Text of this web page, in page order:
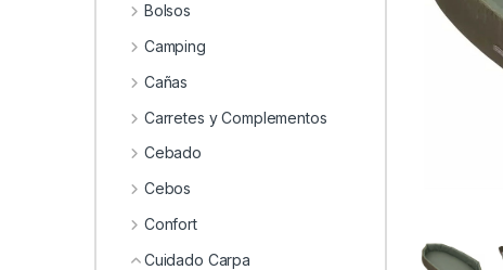
Bolsos
Camping
Cañas
Carretes y Complementos
Cebado
Cebos
Confort
Cuidado Carpa